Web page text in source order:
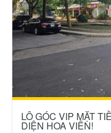
LÔ GÓC VIP MẶT
DIỆN HOA VIÊN!